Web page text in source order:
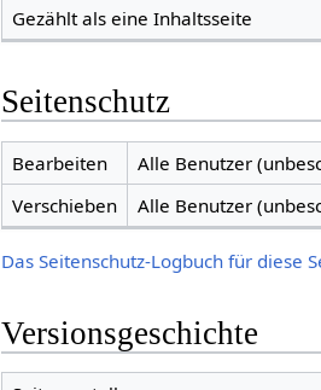
Gezählt als eine Inhaltsseite
Seitenschutz
Bearbeiten
Alle Benutzer
Verschieben
Alle Benutzer
Das Seitenschutz-Logbuch für diese
Versionsgeschichte